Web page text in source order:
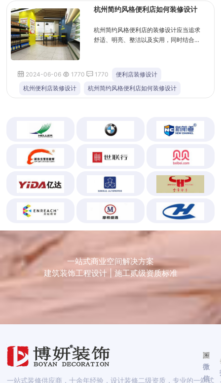
杭州简约风格便利店如何装修设计
杭州简约风格便利店的装修设计应当追求
舒适、明亮、整洁以及实用，同时结合杭
2024-06-06 1770 1770
便利店装修设计
杭州便利店装修设计
杭州简约风格便利店如何装修设计
一站式商业空间解决方案
建筑装饰工程设计 | 施工贰级资质标准
一站式装修供应商，十余年经验，设计装修二级资质，专业的一站式
微
信